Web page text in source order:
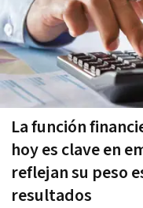
La función
hoy es clave en
reflejan su peso
resultados